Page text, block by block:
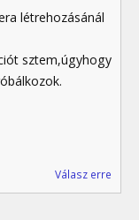
létrehozásánál
sztem,úgyhogy
Válasz erre